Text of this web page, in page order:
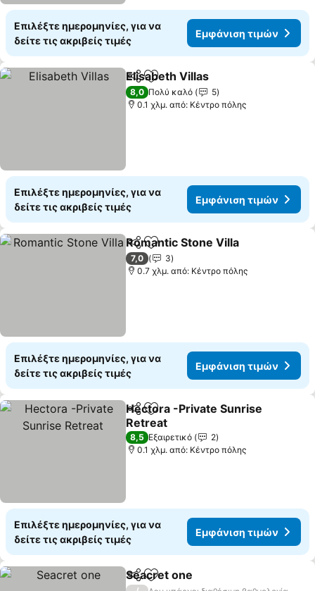
Επιλέξτε ημερομηνίες, για να
δείτε τις ακριβείς τιμές
Εμφάνιση τιμών
Κοινοποίηση
Προσθήκη στα αγαπημένα
Elisabeth Villas
8,0 Πολύ καλό
5
0.1 χλμ. από: Κέντρο πόλης
Επιλέξτε ημερομηνίες, για να
δείτε τις ακριβείς τιμές
Εμφάνιση τιμών
Κοινοποίηση
Προσθήκη στα αγαπημένα
Romantic Stone Villa
7,0
3
0.7 χλμ. από: Κέντρο πόλης
Επιλέξτε ημερομηνίες, για να
δείτε τις ακριβείς τιμές
Εμφάνιση τιμών
Κοινοποίηση
Προσθήκη στα αγαπημένα
Hectora -Private Sunrise
Retreat
Εμφάνιση τιμών
8,5 Εξαιρετικό
2
0.1 χλμ. από: Κέντρο πόλης
Επιλέξτε ημερομηνίες, για να
δείτε τις ακριβείς τιμές
Εμφάνιση τιμών
Κοινοποίηση
Προσθήκη στα αγαπημένα
Seacret one